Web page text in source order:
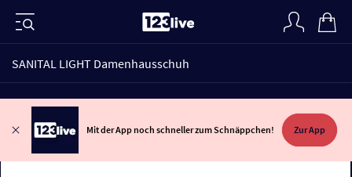
SANITAL LIGHT Damenhausschuh
Mit der App noch schneller zum Schnäppchen! Zur App